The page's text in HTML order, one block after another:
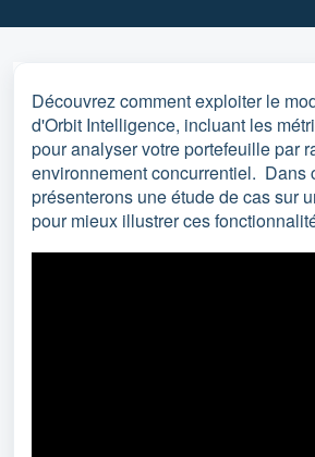
Découvrez comment exploiter le
d'Orbit Intelligence, incluant les
pour analyser votre portefeuille par
environnement concurrentiel. Dans
présenterons une étude de cas sur
pour mieux illustrer ces